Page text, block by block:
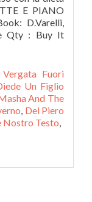
E PIANO
D.Varelli,
Qty : Buy It
Fuori
Un Figlio
And The
, Del Piero
Nostro Testo,